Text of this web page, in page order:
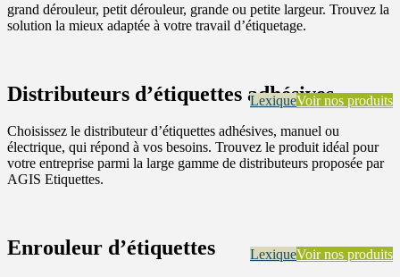
grand dérouleur, petit dérouleur, grande ou petite largeur. Trouvez la
solution la mieux adaptée à votre travail d’étiquetage.
LexiqueVoir nos produits
Distributeurs d’étiquettes adhésives
Choisissez le distributeur d’étiquettes adhésives, manuel ou
électrique, qui répond à vos besoins. Trouvez le produit idéal pour
votre entreprise parmi la large gamme de distributeurs proposée par
AGIS Etiquettes.
LexiqueVoir nos produits
Enrouleur d’étiquettes